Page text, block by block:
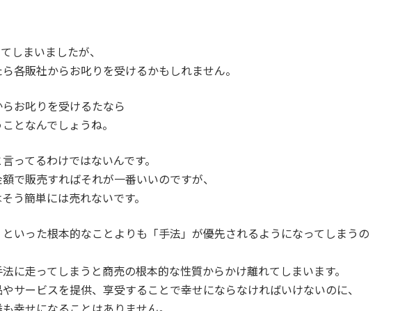
しまいましたが、
各販社からお叱りを受けるかもしれません。
お叱りを受けるたなら
となんでしょうね。
ってるわけではないんです。
で販売すればそれが一番いいのですが、
う簡単には売れないです。
いった根本的なことよりも「手法」が優先されるようになってしまうの
に走ってしまうと商売の根本的な性質からかけ離れてしまいます。
サービスを提供、享受することで幸せにならなければいけないのに、